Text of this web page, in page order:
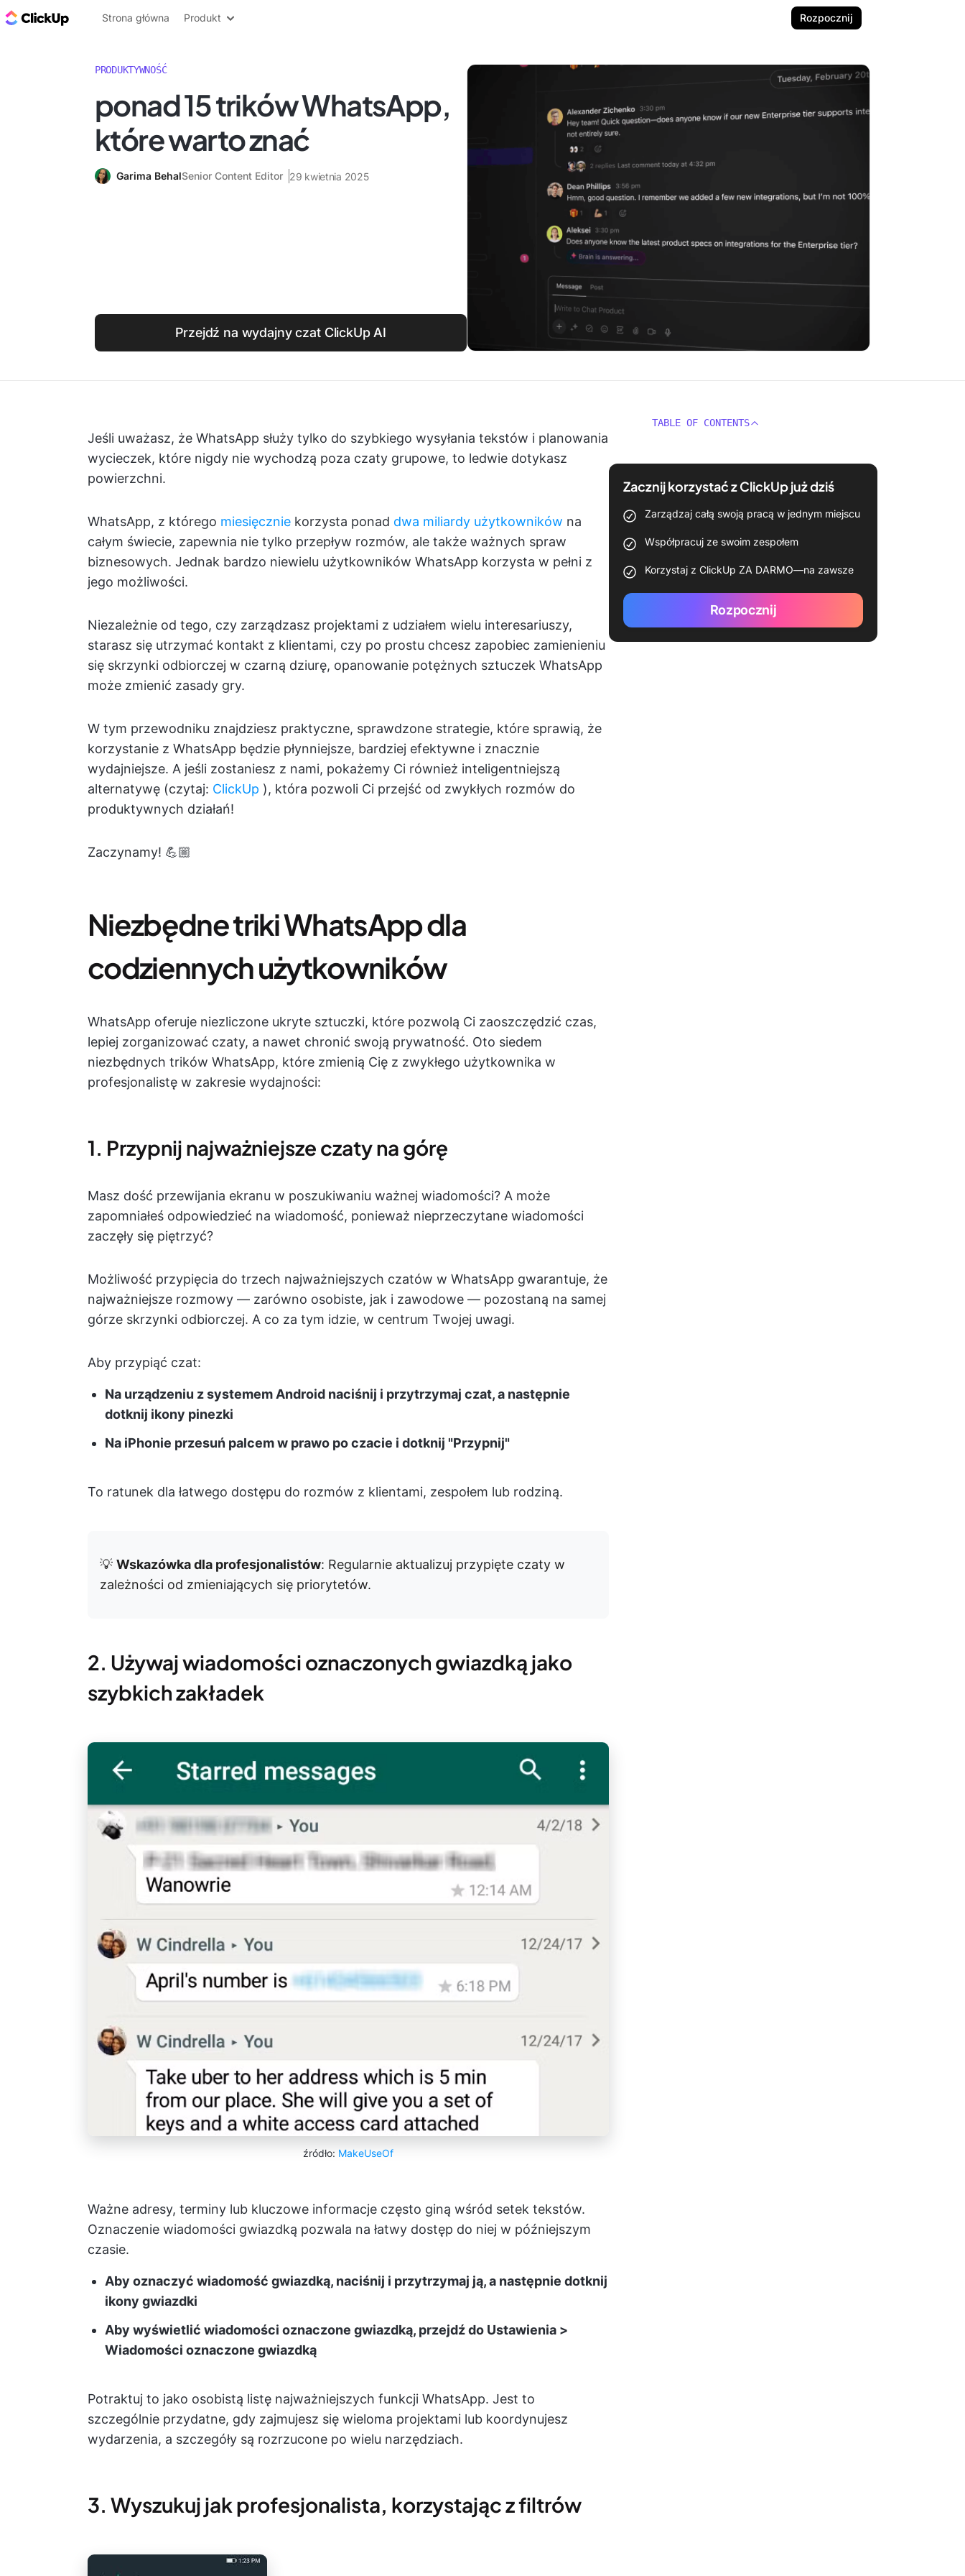
ClickUp Blog
Strona główna Produkt Rozpocznij
PRODUKTYWNOŚĆ
ponad 15 trików WhatsApp,
które warto znać
Garima BehalSenior Content Editor 29 kwietnia 2025
Przejdź na wydajny czat ClickUp AI
Jeśli uważasz, że WhatsApp służy tylko do szybkiego wysyłania tekstów i planowania
wycieczek, które nigdy nie wychodzą poza czaty grupowe, to ledwie dotykasz
powierzchni.
WhatsApp, z którego miesięcznie korzysta ponad dwa miliardy użytkowników na
całym świecie, zapewnia nie tylko przepływ rozmów, ale także ważnych spraw
biznesowych. Jednak bardzo niewielu użytkowników WhatsApp korzysta w pełni z
jego możliwości.
Niezależnie od tego, czy zarządzasz projektami z udziałem wielu interesariuszy,
starasz się utrzymać kontakt z klientami, czy po prostu chcesz zapobiec zamienieniu
się skrzynki odbiorczej w czarną dziurę, opanowanie potężnych sztuczek WhatsApp
może zmienić zasady gry.
W tym przewodniku znajdziesz praktyczne, sprawdzone strategie, które sprawią, że
korzystanie z WhatsApp będzie płynniejsze, bardziej efektywne i znacznie
wydajniejsze. A jeśli zostaniesz z nami, pokażemy Ci również inteligentniejszą
alternatywę (czytaj: ClickUp ), która pozwoli Ci przejść od zwykłych rozmów do
produktywnych działań!
Zaczynamy! 💪🏼
Niezbędne triki WhatsApp dla
codziennych użytkowników
WhatsApp oferuje niezliczone ukryte sztuczki, które pozwolą Ci zaoszczędzić czas,
lepiej zorganizować czaty, a nawet chronić swoją prywatność. Oto siedem
niezbędnych trików WhatsApp, które zmienią Cię z zwykłego użytkownika w
profesjonalistę w zakresie wydajności:
1. Przypnij najważniejsze czaty na górę
Masz dość przewijania ekranu w poszukiwaniu ważnej wiadomości? A może
zapomniałeś odpowiedzieć na wiadomość, ponieważ nieprzeczytane wiadomości
zaczęły się piętrzyć?
Możliwość przypięcia do trzech najważniejszych czatów w WhatsApp gwarantuje, że
najważniejsze rozmowy — zarówno osobiste, jak i zawodowe — pozostaną na samej
górze skrzynki odbiorczej. A co za tym idzie, w centrum Twojej uwagi.
Aby przypiąć czat:
Na urządzeniu z systemem Android naciśnij i przytrzymaj czat, a następnie
dotknij ikony pinezki
Na iPhonie przesuń palcem w prawo po czacie i dotknij "Przypnij"
To ratunek dla łatwego dostępu do rozmów z klientami, zespołem lub rodziną.
💡 Wskazówka dla profesjonalistów: Regularnie aktualizuj przypięte czaty w
zależności od zmieniających się priorytetów.
2. Używaj wiadomości oznaczonych gwiazdką jako
szybkich zakładek
źródło: MakeUseOf
Ważne adresy, terminy lub kluczowe informacje często giną wśród setek tekstów.
Oznaczenie wiadomości gwiazdką pozwala na łatwy dostęp do niej w późniejszym
czasie.
Aby oznaczyć wiadomość gwiazdką, naciśnij i przytrzymaj ją, a następnie dotknij
ikony gwiazdki
Aby wyświetlić wiadomości oznaczone gwiazdką, przejdź do Ustawienia >
Wiadomości oznaczone gwiazdką
Potraktuj to jako osobistą listę najważniejszych funkcji WhatsApp. Jest to
szczególnie przydatne, gdy zajmujesz się wieloma projektami lub koordynujesz
wydarzenia, a szczegóły są rozrzucone po wielu narzędziach.
3. Wyszukuj jak profesjonalista, korzystając z filtrów
TABLE OF CONTENTS
Zacznij korzystać z ClickUp już dziś
Zarządzaj całą swoją pracą w jednym miejscu
Współpracuj ze swoim zespołem
Korzystaj z ClickUp ZA DARMO—na zawsze
Rozpocznij